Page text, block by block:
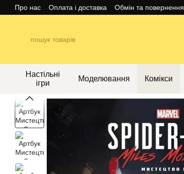
Перейти до основного контенту
Про нас Оплата і доставка Обмін та повернення
Настільні
ігри
Моделювання Комікси